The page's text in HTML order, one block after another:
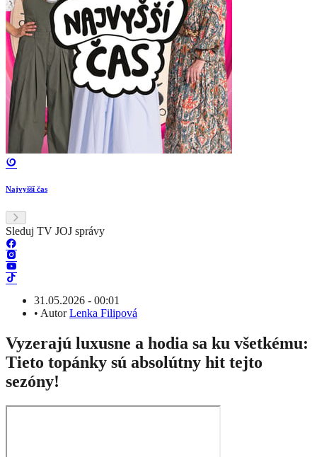
Najvyšší čas
Sleduj TV JOJ správy
31.05.2026 - 00:01
• AutorLenka Filipová
Vyzerajú luxusne a hodia sa ku všetkému:
Tieto topánky sú absolútny hit tejto
sezóny!